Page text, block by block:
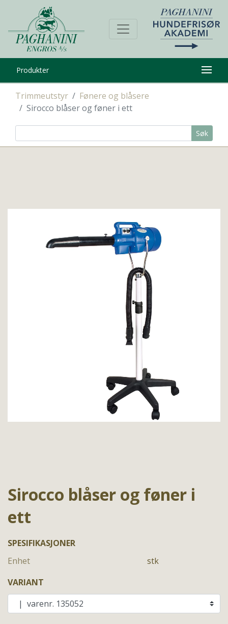
Produkter
Trimmeutstyr
Fønere og blåsere
Sirocco blåser og føner i ett
Søk
Sirocco blåser og føner i
ett
SPESIFIKASJONER
Enhet
stk
VARIANT